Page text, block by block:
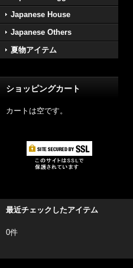
Japanese House
Japanese Others
夏物アイテム
ショッピングカート
カートは空です。
最近チェックしたアイテム
0件